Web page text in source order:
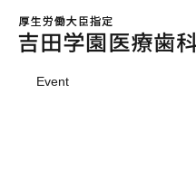
Event